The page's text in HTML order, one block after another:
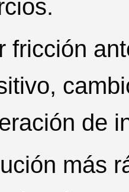
fricción
de
más